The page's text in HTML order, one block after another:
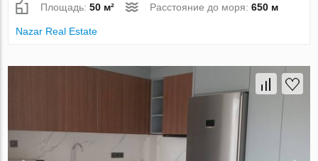
Площадь:50 м² Расстояние до моря:650 м
Nazar Real Estate